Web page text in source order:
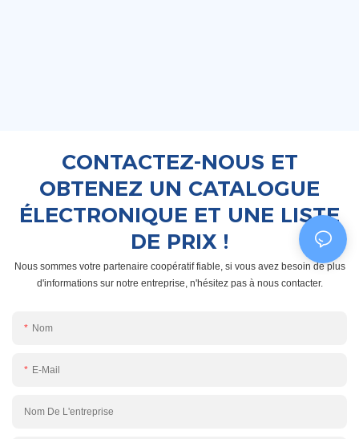
CONTACTEZ-NOUS ET
OBTENEZ UN CATALOGUE
ÉLECTRONIQUE ET UNE LISTE
DE PRIX !
Nous sommes votre partenaire coopératif fiable, si vous avez besoin de plus
d'informations sur notre entreprise, n'hésitez pas à nous contacter.
Nom
E-Mail
Nom De L'entreprise